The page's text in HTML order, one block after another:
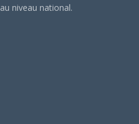
au niveau national.